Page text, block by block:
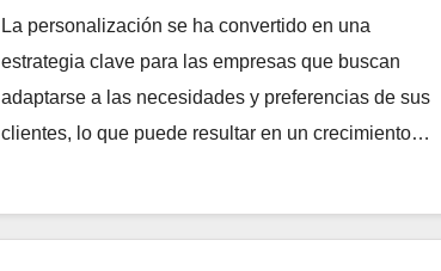
La personalización se ha convertido en una
estrategia clave para las empresas que buscan
adaptarse a las necesidades y preferencias de sus
clientes, lo que puede resultar en un crecimiento…